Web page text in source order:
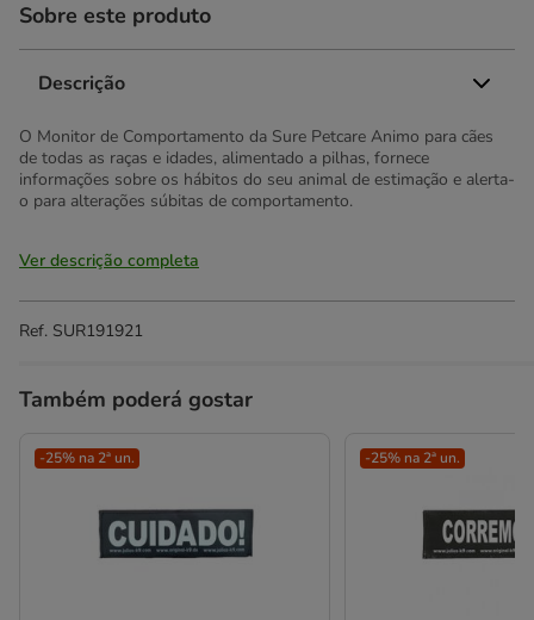
Sobre este produto
Descrição
O Monitor de Comportamento da Sure Petcare Animo para cães
de todas as raças e idades, alimentado a pilhas, fornece
informações sobre os hábitos do seu animal de estimação e alerta-
o para alterações súbitas de comportamento.
Ver descrição completa
Ref. SUR191921
Também poderá gostar
-25% na 2ª un. -25% na 2ª un.